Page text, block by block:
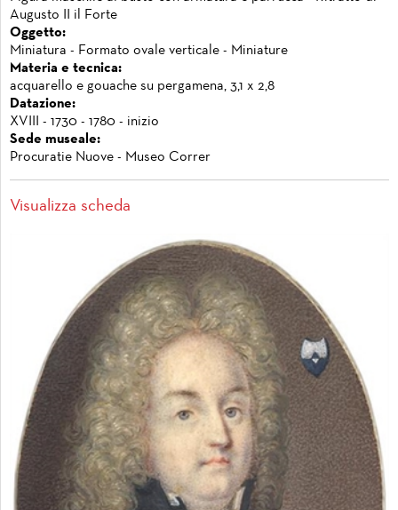
Augusto II il Forte
Oggetto:
Miniatura - Formato ovale verticale - Miniature
Materia e tecnica:
acquarello e gouache su pergamena, 3,1 x 2,8
Datazione:
XVIII - 1730 - 1780 - inizio
Sede museale:
Procuratie Nuove - Museo Correr
Visualizza scheda